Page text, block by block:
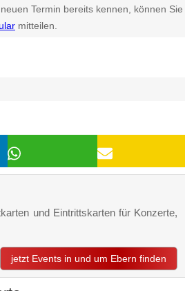
Termin bereits kennen, können Sie
mitteilen.
und Eintrittskarten für Konzerte,
jetzt Events in und um Ebern finden